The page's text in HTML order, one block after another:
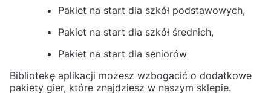
Pakiet na start dla szkół podstawowych,
Pakiet na start dla szkół średnich,
Pakiet na start dla seniorów
Bibliotekę aplikacji możesz wzbogacić o dodatkowe
pakiety gier, które znajdziesz w naszym sklepie.